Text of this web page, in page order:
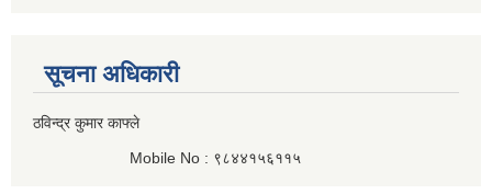
सूचना अधिकारी
ठविन्द्र कुमार काफ्ले
Mobile No : ९८४४१५६११५